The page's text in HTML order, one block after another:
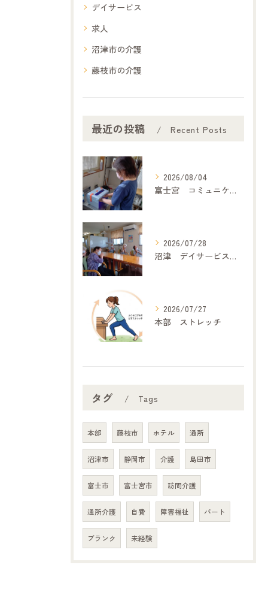
デイサービス
求人
沼津市の介護
藤枝市の介護
最近の投稿 Recent Posts
2026/08/04
富士宮 コミュニケーション
2026/07/28
沼津 デイサービス「どうぞの家」 歌体操
2026/07/27
本部 ストレッチ
タグ Tags
本部 藤枝市 ホテル 通所
沼津市 静岡市 介護 島田市
富士市 富士宮市 訪問介護
通所介護 自費 障害福祉 パート
ブランク 未経験